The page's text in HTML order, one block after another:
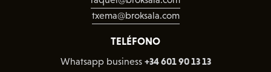
txema@broksala.com
TELÉFONO
Whatsapp business +34 601 90 13 13